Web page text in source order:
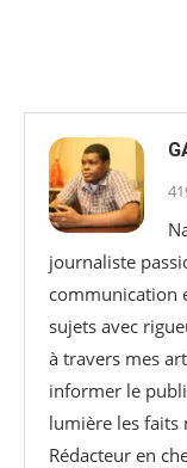
journaliste
communication
sujets avec
à travers mes
informer le
lumière les faits
Rédacteur en